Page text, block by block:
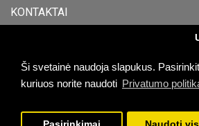
Ši svetainė naudoja slapukus.
kuriuos norite naudoti Privatumo
KONTAKTAI
PIRKĖJAMS
DARBO LAIKAS: